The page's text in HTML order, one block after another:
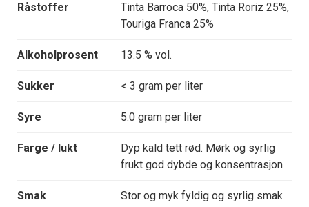
Råstoffer
Tinta Barroca 50%, Tinta Roriz 25%,
Touriga Franca 25%
Alkoholprosent 13.5 % vol.
Sukker < 3 gram per liter
Syre 5.0 gram per liter
Farge / lukt
Dyp kald tett rød. Mørk og syrlig
frukt god dybde og konsentrasjon
Smak
Stor og myk fyldig og syrlig smak